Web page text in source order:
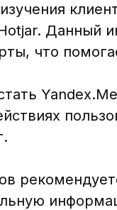
Данный
что